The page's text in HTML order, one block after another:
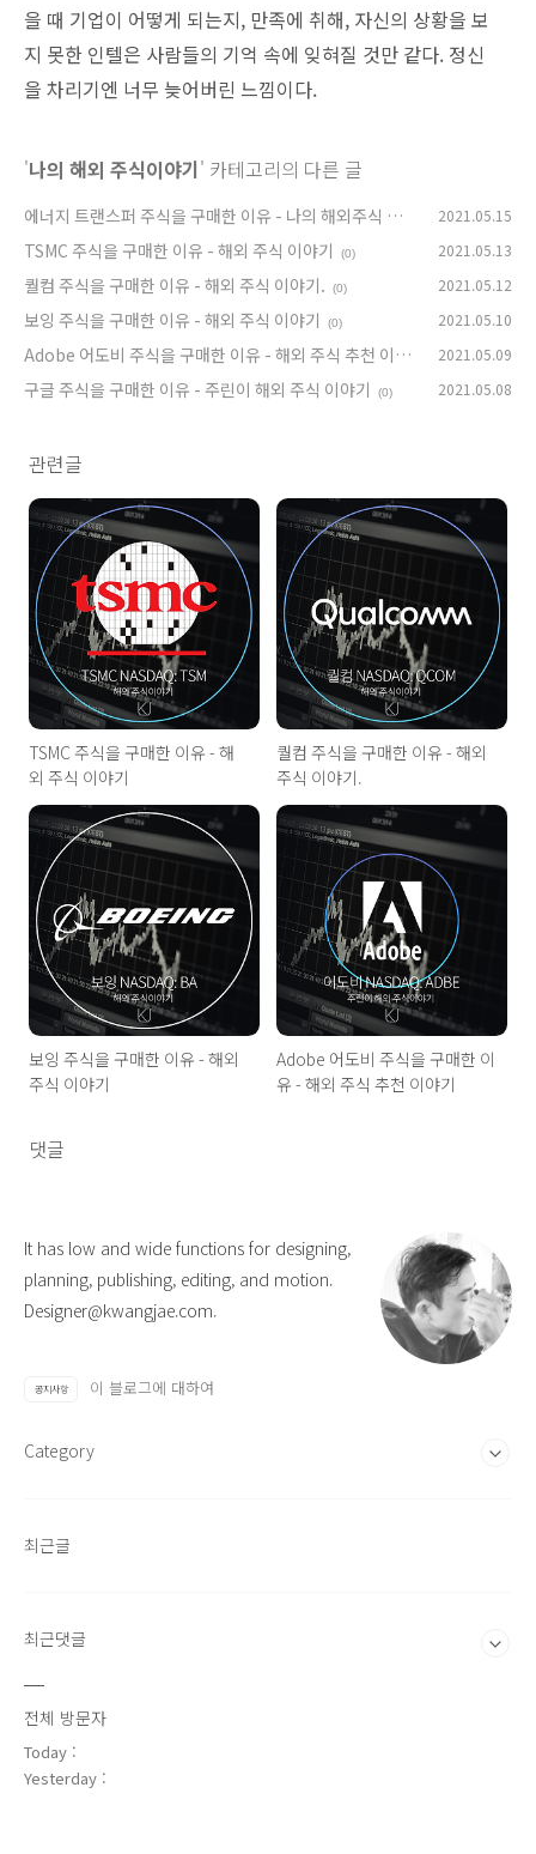
을 때 기업이 어떻게 되는지, 만족에 취해, 자신의 상황을 보
지 못한 인텔은 사람들의 기억 속에 잊혀질 것만 같다. 정신
을 차리기엔 너무 늦어버린 느낌이다.
'나의 해외 주식이야기' 카테고리의 다른 글
에너지 트랜스퍼 주식을 구매한 이유 - 나의 해외주식 이
야기 (0)
2021.05.15
TSMC 주식을 구매한 이유 - 해외 주식 이야기 (0) 2021.05.13
퀄컴 주식을 구매한 이유 - 해외 주식 이야기. (0) 2021.05.12
보잉 주식을 구매한 이유 - 해외 주식 이야기 (0) 2021.05.10
Adobe 어도비 주식을 구매한 이유 - 해외 주식 추천 이야
기
(3)
2021.05.09
구글 주식을 구매한 이유 - 주린이 해외 주식 이야기 (0) 2021.05.08
관련글
TSMC 주식을 구매한 이유 - 해
외 주식 이야기
퀄컴 주식을 구매한 이유 - 해외
주식 이야기.
보잉 주식을 구매한 이유 - 해외
주식 이야기
Adobe 어도비 주식을 구매한 이
유 - 해외 주식 추천 이야기
댓글
It has low and wide functions for designing,
planning, publishing, editing, and motion.
Designer@kwangjae.com.
공지사항 이 블로그에 대하여
Category
최근글
최근댓글
전체 방문자
Today :
Yesterday :